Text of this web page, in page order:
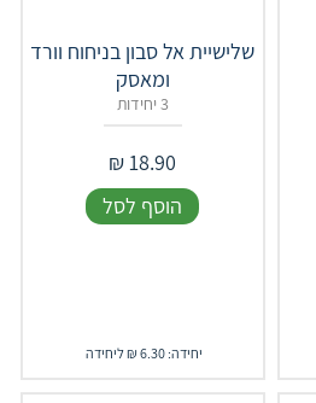
שלישיית אל סבון בניחוח וורד
ומאסק
3 יחידות
18.90
₪
הוסף לסל
יחידה: 6.30 ₪ ליחידה